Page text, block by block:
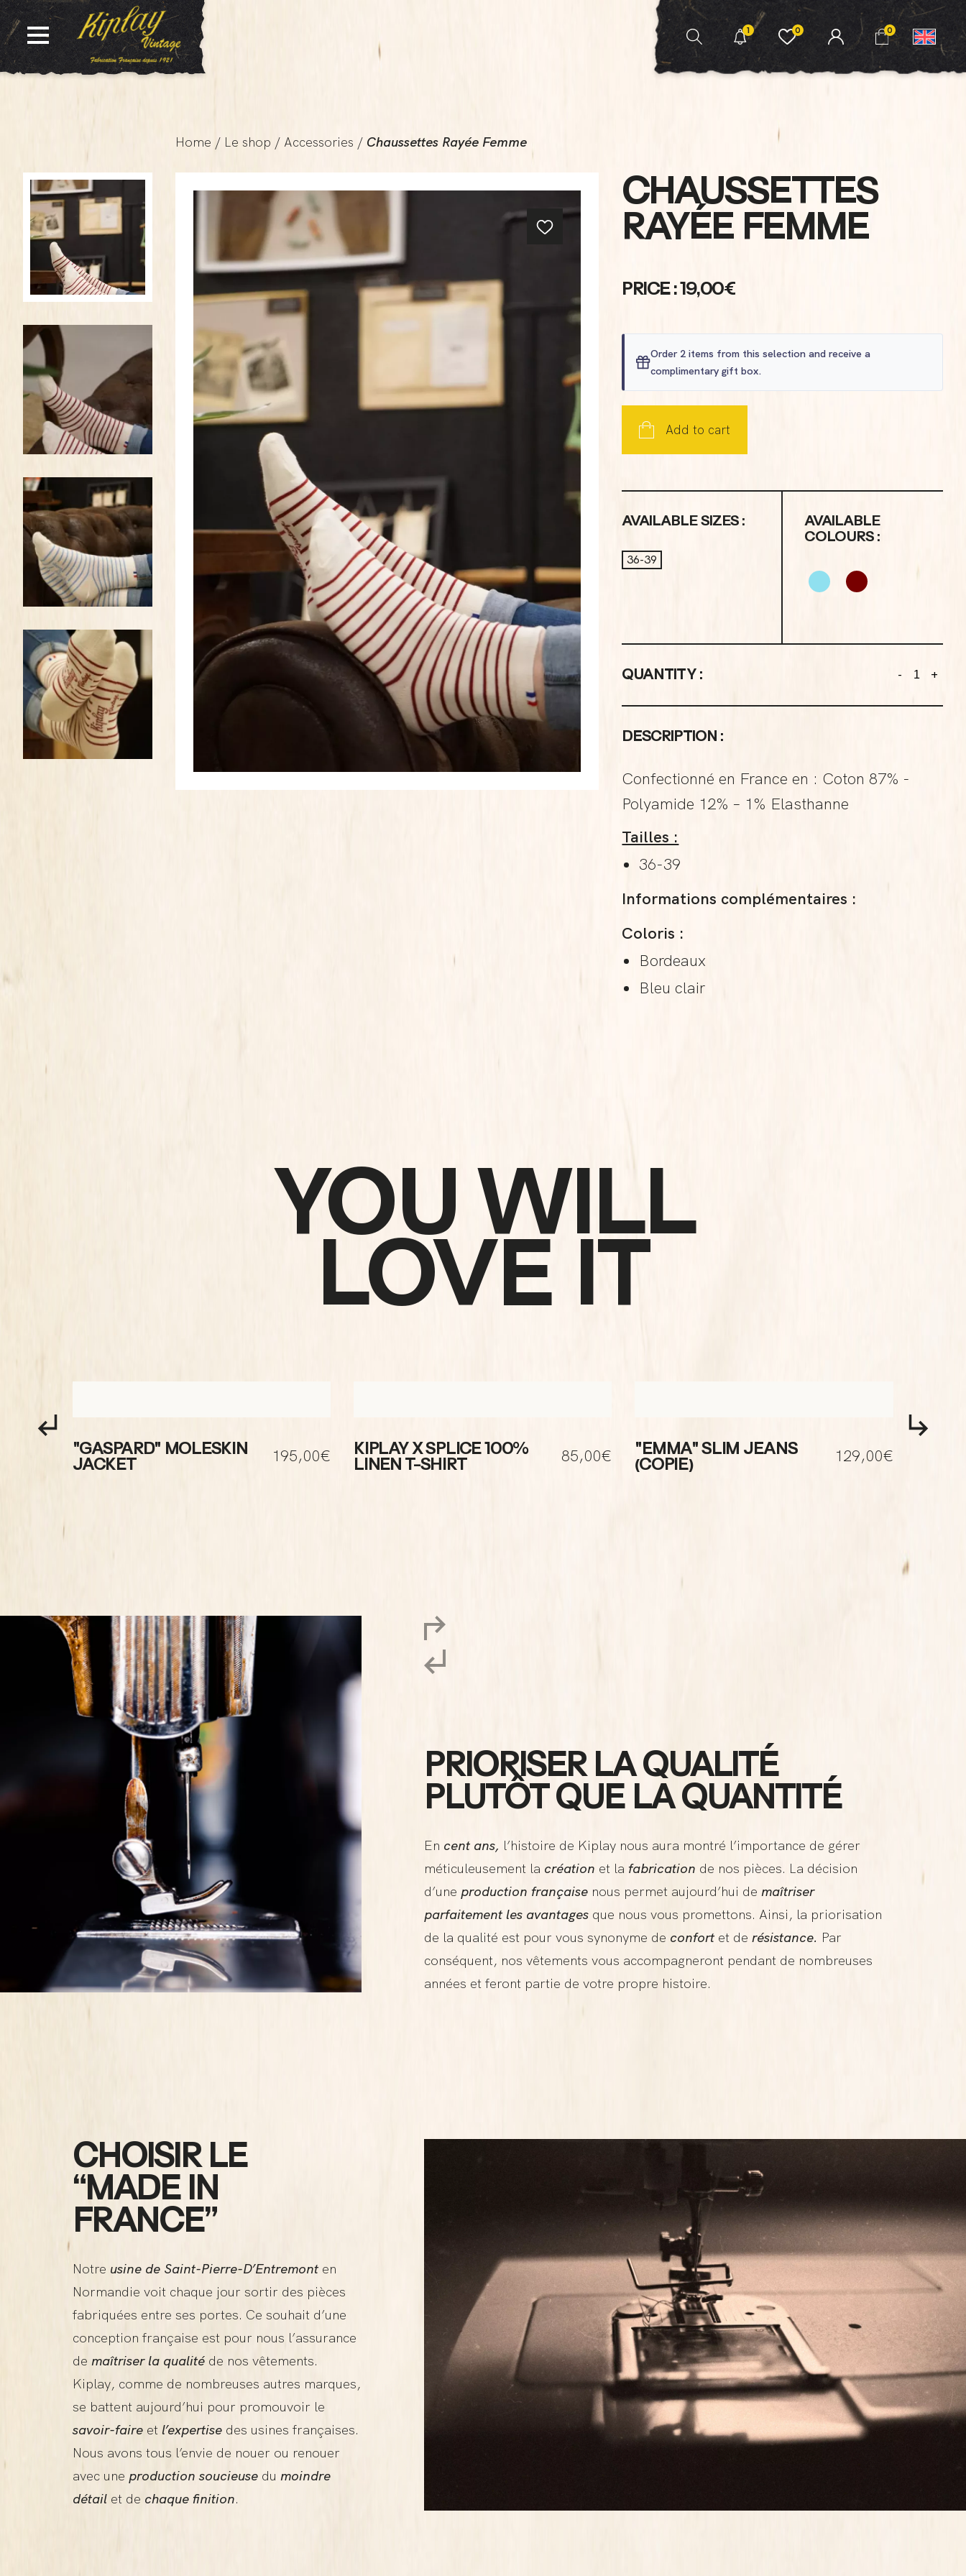
1 0 0
Home / Le shop / Accessories / Chaussettes Rayée Femme
CHAUSSETTES
RAYÉE FEMME
PRICE : 19,00€
Order 2 items from this selection and receive a
complimentary gift box.
Add to cart
AVAILABLE SIZES :
36-39
AVAILABLE
COLOURS :
QUANTITY : - +
DESCRIPTION :
Confectionné en France en : Coton 87% -
Polyamide 12% – 1% Elasthanne
Tailles :
36-39
Informations complémentaires :
Coloris :
Bordeaux
Bleu clair
YOU WILL
LOVE IT
"GASPARD" MOLESKIN
JACKET
195,00€
KIPLAY X SPLICE 100%
LINEN T-SHIRT
85,00€
"EMMA" SLIM JEANS
(COPIE)
129,00€
PRIORISER LA QUALITÉ
PLUTÔT QUE LA QUANTITÉ
En cent ans, l’histoire de Kiplay nous aura montré l’importance de gérer
méticuleusement la création et la fabrication de nos pièces. La décision
d’une production françaisenous permet aujourd’hui de maîtriser
parfaitement les avantagesque nous vous promettons. Ainsi, la priorisation
de la qualité est pour vous synonyme de confortet de résistance. Par
conséquent, nos vêtements vous accompagneront pendant de nombreuses
années et feront partie de votre propre histoire.
CHOISIR LE
“MADE IN
FRANCE”
Notre usine de Saint-Pierre-D’Entremonten
Normandie voit chaque jour sortir des pièces
fabriquées entre ses portes. Ce souhait d’une
conception française est pour nous l’assurance
de maîtriser la qualitéde nos vêtements.
Kiplay, comme de nombreuses autres marques,
se battent aujourd’hui pour promouvoir le
savoir-faireet l’expertisedes usines françaises.
Nous avons tous l’envie de nouer ou renouer
avec une production soucieusedu moindre
détailet de chaque finition.